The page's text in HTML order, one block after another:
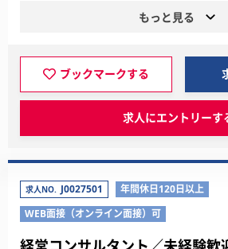
もっと見る
ブックマークする
求人にエントリーす
求人NO. J0027501
年間休日120日以上
WEB面接（オンライン面接）可